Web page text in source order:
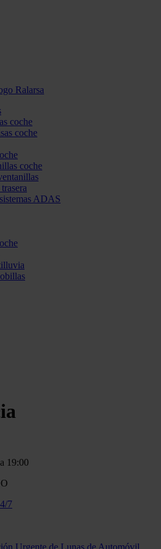
coche
coche
coche
ADAS
19:00
7
Urgente de Lunas de Automóvil